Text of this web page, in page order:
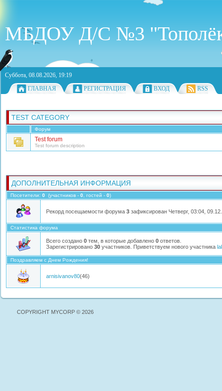
МБДОУ Д/С №3
Суббота, 08.08.2026, 19:19
ГЛАВНАЯ
РЕГИСТРАЦИЯ ВХОД RSS
TEST CATEGORY
Форум
Test forum
Test forum description
ДОПОЛНИТЕЛЬНАЯ ИНФОРМАЦИЯ
Посетители: 0 (участников - 0 , гостей - 0)
Рекорд посещаемости форума 3 зафиксирован Четверг, 03:04,
Статистика форума
Всего создано 0 тем, в которые добавлено 0 ответов.
Зарегистрировано 30 участников. Приветствуем нового участника
Поздравляем с Днем Рождения!
arnisivanov80(46)
COPYRIGHT MYCORP © 2026